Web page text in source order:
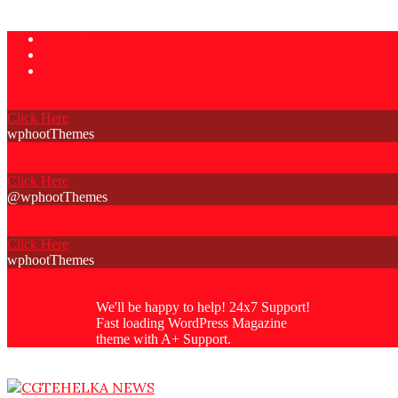
Skip
content
Click Here
wphootThemes
Click Here
@wphootThemes
Click Here
wphootThemes
We'll be happy to help! 24x7 Support!
Fast loading WordPress Magazine
theme with A+ Support.